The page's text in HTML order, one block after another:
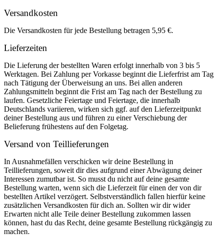
Versandkosten
Die Versandkosten für jede Bestellung betragen 5,95 €.
Lieferzeiten
Die Lieferung der bestellten Waren erfolgt innerhalb von 3 bis 5
Werktagen. Bei Zahlung per Vorkasse beginnt die Lieferfrist am Tag
nach Tätigung der Überweisung an uns. Bei allen anderen
Zahlungsmitteln beginnt die Frist am Tag nach der Bestellung zu
laufen. Gesetzliche Feiertage und Feiertage, die innerhalb
Deutschlands variieren, wirken sich ggf. auf den Lieferzeitpunkt
deiner Bestellung aus und führen zu einer Verschiebung der
Belieferung frühestens auf den Folgetag.
Versand von Teillieferungen
In Ausnahmefällen verschicken wir deine Bestellung in
Teillieferungen, soweit dir dies aufgrund einer Abwägung deiner
Interessen zumutbar ist. So musst du nicht auf deine gesamte
Bestellung warten, wenn sich die Lieferzeit für einen der von dir
bestellten Artikel verzögert. Selbstverständlich fallen hierfür keine
zusätzlichen Versandkosten für dich an. Sollten wir dir wider
Erwarten nicht alle Teile deiner Bestellung zukommen lassen
können, hast du das Recht, deine gesamte Bestellung rückgängig zu
machen.